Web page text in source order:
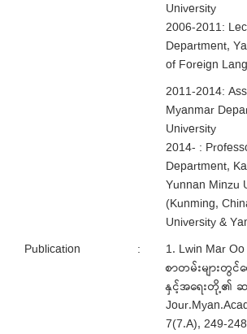
University
2006-2011:
Department,
of Foreign
2011-2014:
Myanmar
University
2014- :
Department,
Yunnan Minzu
(Kunming,
University &
Publication
:
1. Lwin Mar
စာတမ်းများတွ
နှင့်အရေးတို့၏
7(7.A), 249-248